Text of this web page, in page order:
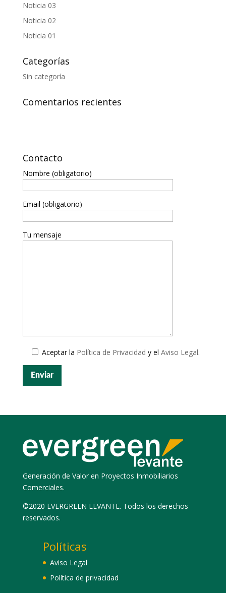
Noticia 03
Noticia 02
Noticia 01
Categorías
Sin categoría
Comentarios recientes
Contacto
Nombre (obligatorio)
Email (obligatorio)
Tu mensaje
Aceptar la Política de Privacidad y el Aviso Legal.
Generación de Valor en Proyectos Inmobiliarios
Comerciales.
©2020 EVERGREEN LEVANTE. Todos los derechos
reservados.
Políticas
Aviso Legal
Política de privacidad